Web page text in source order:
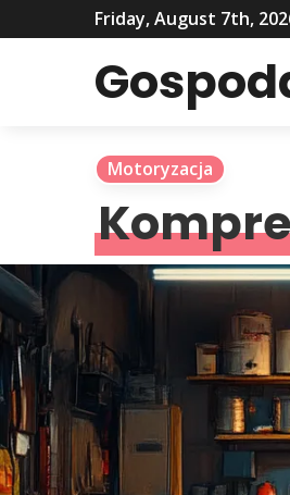
Friday, August 7th,
Motoryzacja